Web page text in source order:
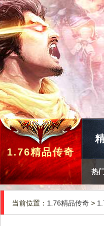
1.76精品传奇
热
当前位置： 1.76精品传奇 >